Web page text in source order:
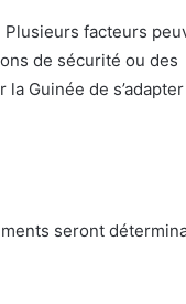
facteurs
de sécurité ou des
Guinée de s’adapter
seront